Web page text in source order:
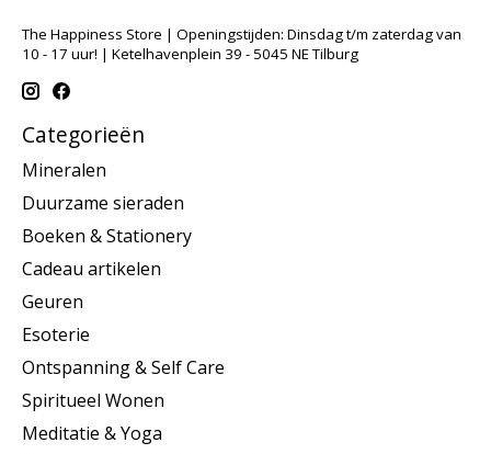
The Happiness Store | Openingstijden: Dinsdag t/m zaterdag van
10 - 17 uur! | Ketelhavenplein 39 - 5045 NE Tilburg
Categorieën
Mineralen
Duurzame sieraden
Boeken & Stationery
Cadeau artikelen
Geuren
Esoterie
Ontspanning & Self Care
Spiritueel Wonen
Meditatie & Yoga